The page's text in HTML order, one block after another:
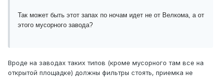
Так может быть этот запах по ночам идет не от Велкома, а от
этого мусорного завода?
Вроде на заводах таких типов (кроме мусорного там все на
открытой площадке) должны фильтры стоять, приемка не